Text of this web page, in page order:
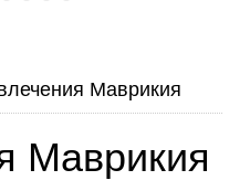
Маврикия
Маврикия